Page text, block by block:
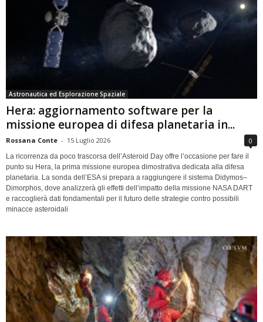
Astronautica ed Esplorazione Spaziale
Hera: aggiornamento software per la
missione europea di difesa planetaria in...
Rossana Conte - 15 Luglio 2026 0
La ricorrenza da poco trascorsa dell’Asteroid Day offre l’occasione per fare il
punto su Hera, la prima missione europea dimostrativa dedicata alla difesa
planetaria. La sonda dell’ESA si prepara a raggiungere il sistema Didymos–
Dimorphos, dove analizzerà gli effetti dell’impatto della missione NASA DART
e raccoglierà dati fondamentali per il futuro delle strategie contro possibili
minacce asteroidali